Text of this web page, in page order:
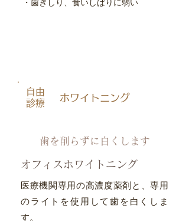
​・歯ぎしり、食いしばりに弱い
自由
診療
ホワイトニング
歯を削らずに白くします
オフィスホワイトニング
医療機関専用の高濃度薬剤と、専用
のライトを使用して歯を白くしま
す。